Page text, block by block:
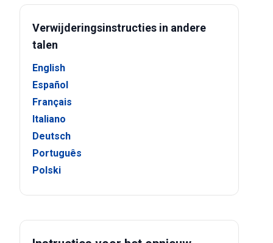
Verwijderingsinstructies in andere
talen
English
Español
Français
Italiano
Deutsch
Português
Polski